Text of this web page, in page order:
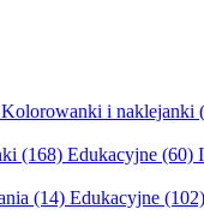
Kolorowanki i naklejanki
(168) Edukacyjne (60)
(14) Edukacyjne (102)